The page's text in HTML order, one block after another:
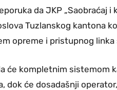
da JKP „Saobraćaj i
Tuzlanskog kantona
opreme i pristupnog
će kompletnim sistemom
će dosadašnji